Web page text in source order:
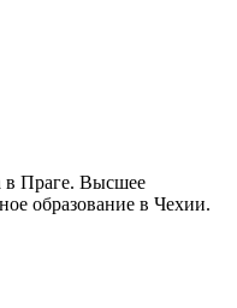
в Праге. Высшее
образование в Чехии.